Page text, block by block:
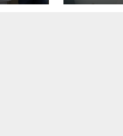
2.000